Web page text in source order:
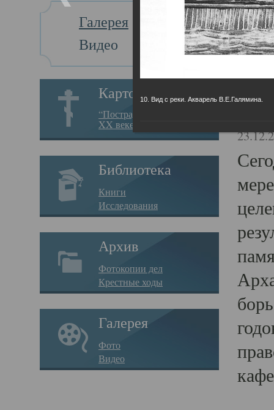
Галерея
Видео
Картотека
“Пострадавшие за веру в
XX веке на Севере”
Библиотека
Книги
Исследования
Архив
Фотокопии дел
Крестные ходы
Галерея
Фото
Видео
Главная
10. Вид с реки. Акварель В.Е.Галямина.